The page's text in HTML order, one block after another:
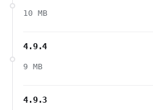
10 MB
4.9.4
9 MB
4.9.3